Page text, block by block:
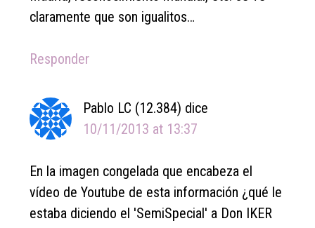
claramente que son igualitos…
Responder
Pablo LC (12.384) dice
10/11/2013 at 13:37
En la imagen congelada que encabeza el
vídeo de Youtube de esta información ¿qué le
estaba diciendo el 'SemiSpecial' a Don IKER